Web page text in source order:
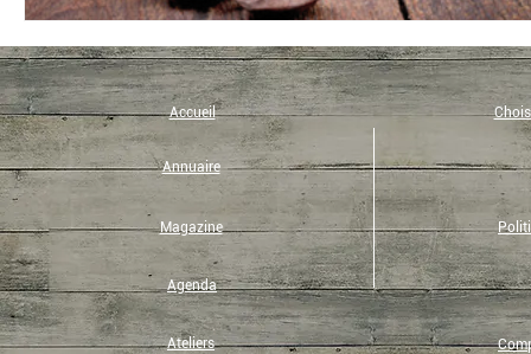
Accueil
Annuaire
Magazine
Agenda
Ateliers